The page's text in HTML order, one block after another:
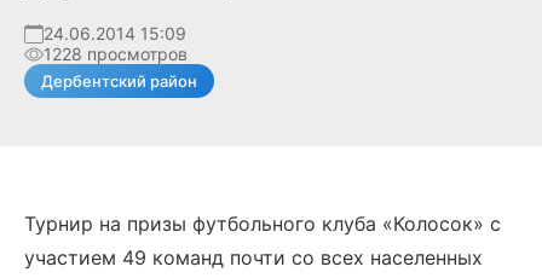
24.06.2014 15:09
1228 просмотров
Дербентский район
Турнир на призы футбольного клуба «Колосок» с
участием 49 команд почти со всех населенных